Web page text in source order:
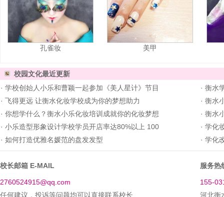
孔雀妆 美甲
校园文化最近更新
· 学校创始人小乐和曹颖一起参加《美人星计》节目 · 衡水
· 飞得更远 让衡水化妆学校成为你的梦想助力 · 衡水
· 你想学什么？衡水小乐化妆培训成就你的化妆梦想 · 衡水
· 小乐造型形象设计学校学员开店率达80%以上 100 · 学化
· 如何打造优雅名媛范的盘发发型 · 学化
校长邮箱 E-MAIL 服务热
2760524915@qq.com
155-
任何建议，投诉等问题均可以直接联系校长
河北衡